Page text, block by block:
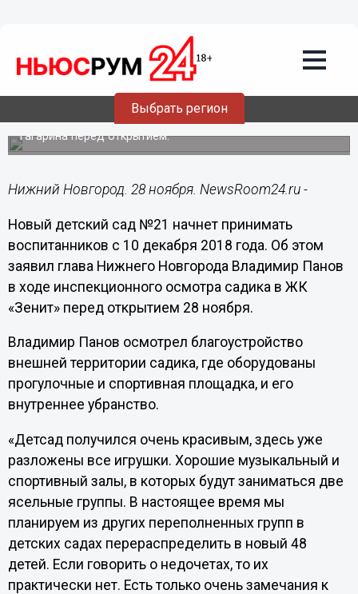
Выбрать регион
Детсад №21 начнет принимать
воспитанников с 10 декабря
Мэр Нижнего Новгорода Владимир Панов
проинспектировал новый детский сад на проспекте
Гагарина перед открытием.
Нижний Новгород. 28 ноября. NewsRoom24.ru -
Новый детский сад №21 начнет принимать
воспитанников с 10 декабря 2018 года. Об этом
заявил глава Нижнего Новгорода Владимир Панов
в ходе инспекционного осмотра садика в ЖК
«Зенит» перед открытием 28 ноября.
Владимир Панов осмотрел благоустройство
внешней территории садика, где оборудованы
прогулочные и спортивная площадка, и его
внутреннее убранство.
«Детсад получился очень красивым, здесь уже
разложены все игрушки. Хорошие музыкальный и
спортивный залы, в которых будут заниматься две
ясельные группы. В настоящее время мы
планируем из других переполненных групп в
детских садах перераспределить в новый 48
детей. Если говорить о недочетах, то их
практически нет. Есть только очень замечания к